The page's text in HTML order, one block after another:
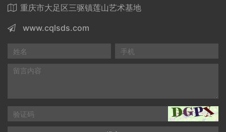
重庆市大足区三驱镇莲山艺术基地
www.cqlsds.com